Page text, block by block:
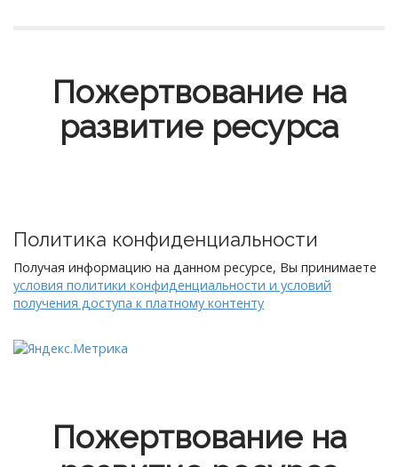
Пожертвование на
развитие ресурса
Политика конфиденциальности
Получая информацию на данном ресурсе, Вы принимаете
условия политики конфиденциальности и условий
получения доступа к платному контенту
Пожертвование на